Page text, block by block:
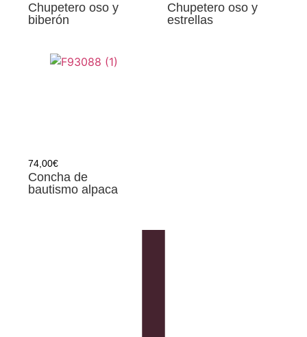
Chupetero oso y
biberón
Chupetero oso y
estrellas
74,00€
Concha de
bautismo alpaca